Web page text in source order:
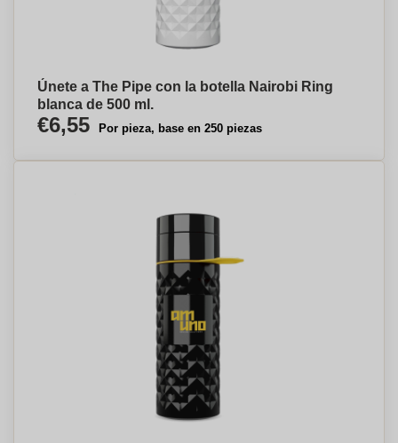
Únete a The Pipe con la botella Nairobi Ring
blanca de 500 ml.
€6,55 Por pieza, base en 250 piezas